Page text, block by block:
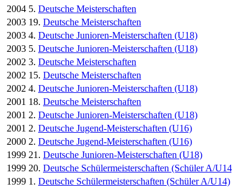
2004 5. Deutsche Meisterschaften
2003 19. Deutsche Meisterschaften
2003 4. Deutsche Junioren-Meisterschaften (U18)
2003 5. Deutsche Junioren-Meisterschaften (U18)
2002 3. Deutsche Meisterschaften
2002 15. Deutsche Meisterschaften
2002 4. Deutsche Junioren-Meisterschaften (U18)
2001 18. Deutsche Meisterschaften
2001 2. Deutsche Junioren-Meisterschaften (U18)
2001 2. Deutsche Jugend-Meisterschaften (U16)
2000 2. Deutsche Jugend-Meisterschaften (U16)
1999 21. Deutsche Junioren-Meisterschaften (U18)
1999 20. Deutsche Schülermeisterschaften (Schüler A/
1999 1. Deutsche Schülermeisterschaften (Schüler A/U14)